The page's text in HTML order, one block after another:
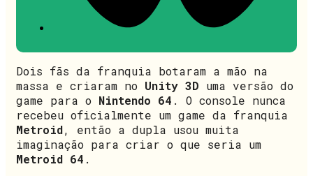
Dois fãs da franquia botaram a mão na
massa e criaram no Unity 3D uma versão do
game para o Nintendo 64 . O console nunca
recebeu oficialmente um game da franquia
Metroid, então a dupla usou muita
imaginação para criar o que seria um
Metroid 64 .